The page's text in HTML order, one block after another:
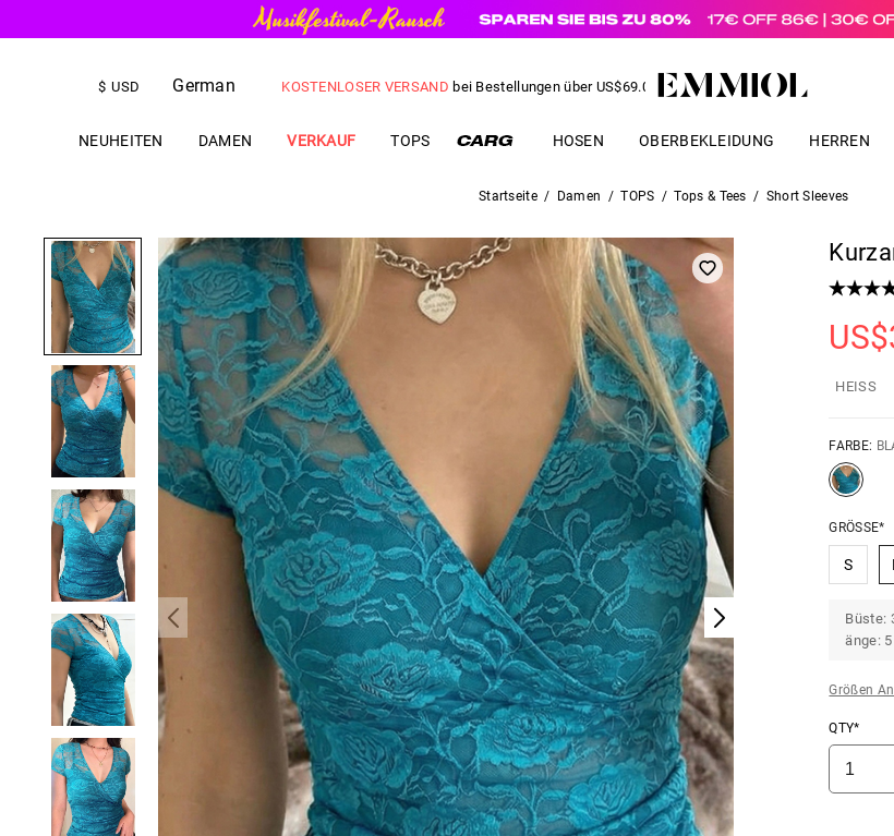
$ USD German KOSTENLOSER VERSAND bei Bestellungen über US$69.00
NEUHEITEN DAMEN VERKAUF TOPS HOSEN OBERBEKLEIDUNG HERREN
Startseite / Damen / TOPS / Tops & Tees / Short Sleeves
US$
HEISS
FARBE:
GRÖSSE*
S
Büste:
änge:
Größen
QTY*